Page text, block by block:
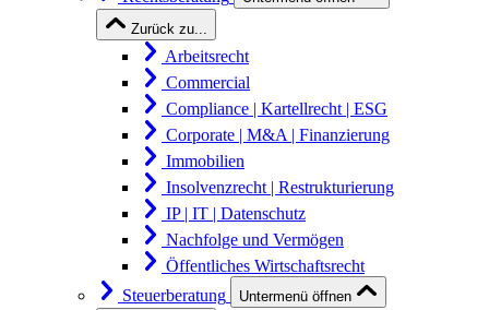
Zurück zu...
Arbeitsrecht
Commercial
Compliance | Kartellrecht | ESG
Corporate | M&A | Finanzierung
Immobilien
Insolvenzrecht | Restrukturierung
IP | IT | Datenschutz
Nachfolge und Vermögen
Öffentliches Wirtschaftsrecht
Steuerberatung
Untermenü öffnen